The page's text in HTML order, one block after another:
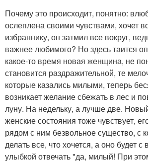
Почему это происходит, понятно:
ослеплена своими чувствами, хочет
избраннику, он затмил все вокруг,
важнее любимого? Но здесь таится
какое-то время новая женщина, не
становится раздражительной, те
которые казались милыми, теперь
возникает желание сбежать в лес и
луну. На недельку, а лучше две.
женские состояния тоже чувствует,
рядом с ним безвольное существо, с
делать все, что хочется, а оно будет с
улыбкой отвечать "да, милый! При